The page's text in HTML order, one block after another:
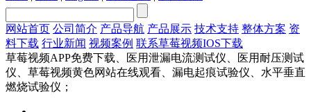
网站首页 公司简介 产品导航 产品展示 技术支持 整体方案 资
料下载 行业新闻 视频案例 联系草莓视频IOS下载
草莓视频APP免费下载、医用泄漏电流测试仪、医用耐压测试
仪、草莓视频黄色网站在线观看、漏电起痕试验仪、水平垂直
燃烧试验仪；